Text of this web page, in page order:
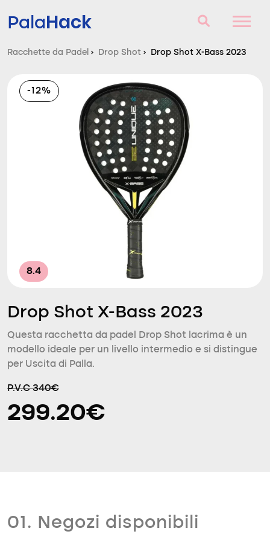
PalaHack
Domande e risposte
Comparatore
Racchette da Padel › Drop Shot › Drop Shot X-Bass 2023
-12%
8.4
Drop Shot X-Bass 2023
Questa racchetta da padel Drop Shot lacrima è un
modello ideale per un livello intermedio e si distingue
per Uscita di Palla.
P.V.C 340€
299.20€
01. Negozi disponibili